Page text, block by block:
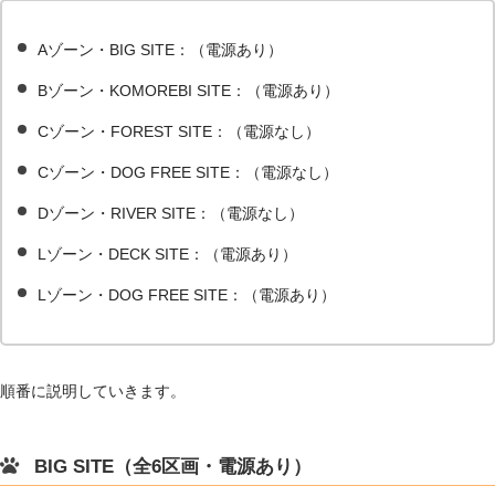
Aゾーン・BIG SITE：（電源あり）
Bゾーン・KOMOREBI SITE：（電源あり）
Cゾーン・FOREST SITE：（電源なし）
Cゾーン・DOG FREE SITE：（電源なし）
Dゾーン・RIVER SITE：（電源なし）
Lゾーン・DECK SITE：（電源あり）
Lゾーン・DOG FREE SITE：（電源あり）
順番に説明していきます。
BIG SITE（全6区画・電源あり）